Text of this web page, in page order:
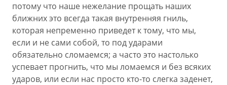
потому что наше нежелание прощать наших
ближних это всегда такая внутренняя гниль,
которая непременно приведет к тому, что мы,
если и не сами собой, то под ударами
обязательно сломаемся; а часто это настолько
успевает прогнить, что мы ломаемся и без всяких
ударов, или если нас просто кто-то слегка заденет,